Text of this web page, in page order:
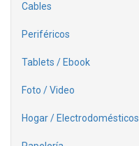
Cables
Periféricos
Tablets / Ebook
Foto / Video
Hogar / Electrodomésticos